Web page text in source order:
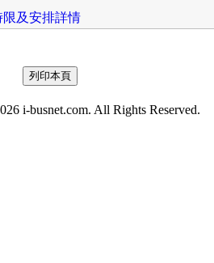
及安排詳情
i-busnet.com. All Rights Reserved.